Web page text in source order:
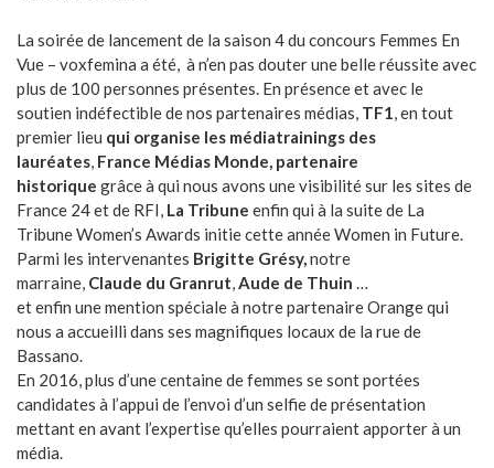
La soirée de lancement de la saison 4 du concours Femmes En
Vue – voxfemina a été, à n’en pas douter une belle réussite avec
plus de 100 personnes présentes. En présence et avec le
soutien indéfectible de nos partenaires médias, TF1, en tout
premier lieu qui organise les médiatrainings des
lauréates, France Médias Monde, partenaire
historique grâce à qui nous avons une visibilité sur les sites de
France 24 et de RFI, La Tribune enfin qui à la suite de La
Tribune Women’s Awards initie cette année Women in Future.
Parmi les intervenantes Brigitte Grésy,notre
marraine, Claude du Granrut,Aude de Thuin …
et enfin une mention spéciale à notre partenaire Orange qui
nous a accueilli dans ses magnifiques locaux de la rue de
Bassano.
En 2016, plus d’une centaine de femmes se sont portées
candidates à l’appui de l’envoi d’un selfie de présentation
mettant en avant l’expertise qu’elles pourraient apporter à un
média.